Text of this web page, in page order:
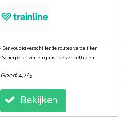
• Eenvoudig verschillende routes vergelijken
• Scherpe prijzen en gunstige vertrektijden
Goed: 4,2/5
Bekijken